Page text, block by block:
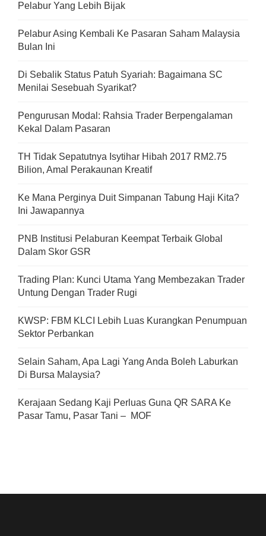
Pelabur Yang Lebih Bijak
Pelabur Asing Kembali Ke Pasaran Saham Malaysia
Bulan Ini
Di Sebalik Status Patuh Syariah: Bagaimana SC
Menilai Sesebuah Syarikat?
Pengurusan Modal: Rahsia Trader Berpengalaman
Kekal Dalam Pasaran
TH Tidak Sepatutnya Isytihar Hibah 2017 RM2.75
Bilion, Amal Perakaunan Kreatif
Ke Mana Perginya Duit Simpanan Tabung Haji Kita?
Ini Jawapannya
PNB Institusi Pelaburan Keempat Terbaik Global
Dalam Skor GSR
Trading Plan: Kunci Utama Yang Membezakan Trader
Untung Dengan Trader Rugi
KWSP: FBM KLCI Lebih Luas Kurangkan Penumpuan
Sektor Perbankan
Selain Saham, Apa Lagi Yang Anda Boleh Laburkan
Di Bursa Malaysia?
Kerajaan Sedang Kaji Perluas Guna QR SARA Ke
Pasar Tamu, Pasar Tani – MOF